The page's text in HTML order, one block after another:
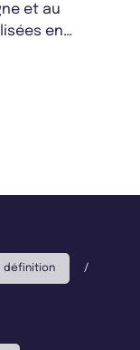
et au
en
a...
définition /